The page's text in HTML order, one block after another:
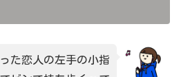
た恋人の左手の小指